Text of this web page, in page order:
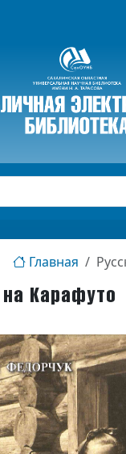
Главная
на Карафуто